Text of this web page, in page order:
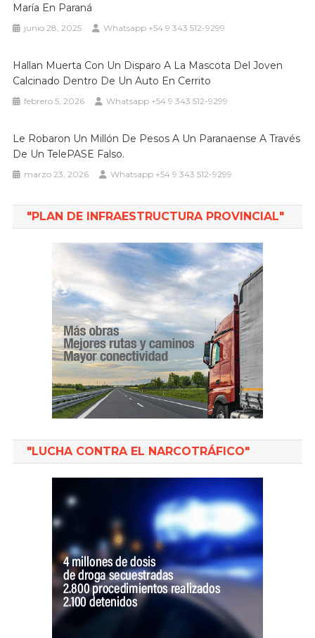
María En Paraná
junio 28, 2025 Whatsapp +54 9 343 512-9299
Hallan Muerta Con Un Disparo A La Mascota Del Joven
Calcinado Dentro De Un Auto En Cerrito
febrero 5, 2026 Whatsapp +54 9 343 512-9299
Le Robaron Un Millón De Pesos A Un Paranaense A Través
De Un TelePASE Falso.
marzo 23, 2026 Whatsapp +54 9 343 512-9299
"PLAN DE INFRAESTRUCTURA PROVINCIAL"
"LUCHA CONTRA EL NARCOTRÁFICO"